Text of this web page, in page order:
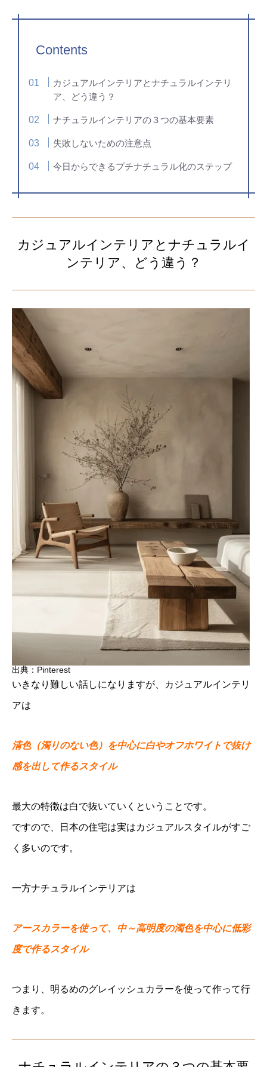
Contents
カジュアルインテリアとナチュラルインテリ
ア、どう違う？
ナチュラルインテリアの３つの基本要素
失敗しないための注意点
今日からできるプチナチュラル化のステップ
カジュアルインテリアとナチュラルイ
ンテリア、どう違う？
出典：Pinterest
いきなり難しい話しになりますが、カジュアルインテリ
アは
清色（濁りのない色）を中心に白やオフホワイトで抜け
感を出して作るスタイル
最大の特徴は白で抜いていくということです。
ですので、日本の住宅は実はカジュアルスタイルがすご
く多いのです。
一方ナチュラルインテリアは
アースカラーを使って、中～高明度の濁色を中心に低彩
度で作るスタイル
つまり、明るめのグレイッシュカラーを使って作って行
きます。